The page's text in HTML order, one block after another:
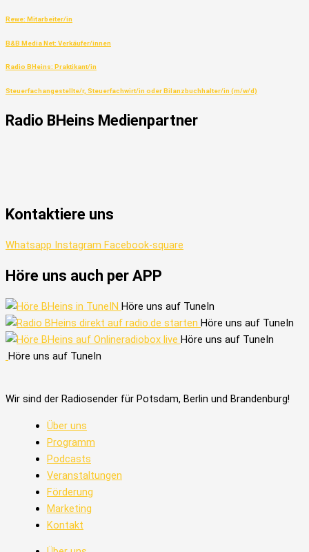
Rewe: Mitarbeiter/in
B&B Media Net: Verkäufer/innen
Radio BHeins: Praktikant/in
Steuerfachangestellte/r, Steuerfachwirt/in oder Bilanzbuchhalter/in (m/w/d)
Radio BHeins Medienpartner
Kontaktiere uns
Whatsapp Instagram Facebook-square
Höre uns auch per APP
Höre uns auf TuneIn
Höre uns auf TuneIn
Höre uns auf TuneIn
Höre uns auf TuneIn
Wir sind der Radiosender für Potsdam, Berlin und Brandenburg!
Über uns
Programm
Podcasts
Veranstaltungen
Förderung
Marketing
Kontakt